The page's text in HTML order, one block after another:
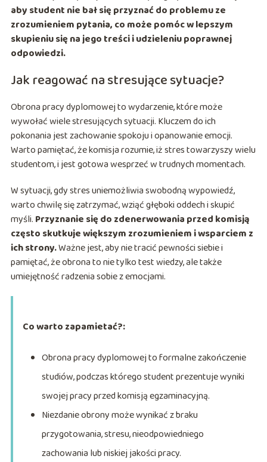
aby student nie bał się przyznać do problemu ze
zrozumieniem pytania, co może pomóc w lepszym
skupieniu się na jego treści i udzieleniu poprawnej
odpowiedzi.
Jak reagować na stresujące sytuacje?
Obrona pracy dyplomowej to wydarzenie, które może
wywołać wiele stresujących sytuacji. Kluczem do ich
pokonania jest zachowanie spokoju i opanowanie emocji.
Warto pamiętać, że komisja rozumie, iż stres towarzyszy wielu
studentom, i jest gotowa wesprzeć w trudnych momentach.
W sytuacji, gdy stres uniemożliwia swobodną wypowiedź,
warto chwilę się zatrzymać, wziąć głęboki oddech i skupić
myśli. Przyznanie się do zdenerwowania przed komisją
często skutkuje większym zrozumieniem i wsparciem z
ich strony.Ważne jest, aby nie tracić pewności siebie i
pamiętać, że obrona to nie tylko test wiedzy, ale także
umiejętność radzenia sobie z emocjami.
Co warto zapamietać?:
Obrona pracy dyplomowej to formalne zakończenie
studiów, podczas którego student prezentuje wyniki
swojej pracy przed komisją egzaminacyjną.
Niezdanie obrony może wynikać z braku
przygotowania, stresu, nieodpowiedniego
zachowania lub niskiej jakości pracy.